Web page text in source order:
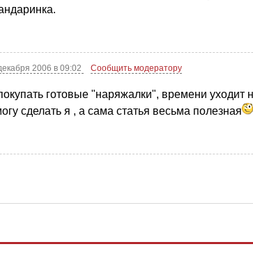
2006 в 09:02 Сообщить модератору
готовые "наряжалки", времени
сделать я , а сама статья весьма полезная